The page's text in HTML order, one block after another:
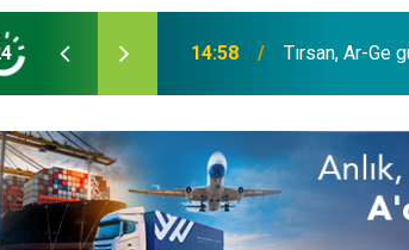
14:19 MAXUS